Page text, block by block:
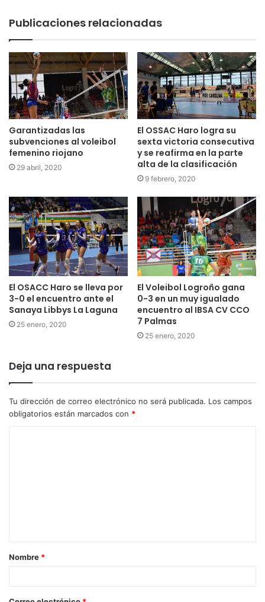
Publicaciones relacionadas
Garantizadas las
subvenciones al voleibol
femenino riojano
29 abril, 2020
El OSSAC Haro logra su
sexta victoria consecutiva
y se reafirma en la parte
alta de la clasificación
9 febrero, 2020
El OSACC Haro se lleva por
3-0 el encuentro ante el
Sanaya Libbys La Laguna
25 enero, 2020
El Voleibol Logroño gana
0-3 en un muy igualado
encuentro al IBSA CV CCO
7 Palmas
25 enero, 2020
Deja una respuesta
Tu dirección de correo electrónico no será publicada. Los campos
obligatorios están marcados con *
Nombre *